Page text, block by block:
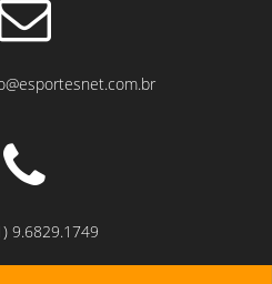
9.6829.1749